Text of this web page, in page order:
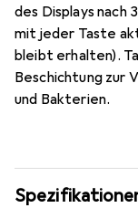
des Displays nach
mit jeder Taste
bleibt erhalten).
Beschichtung zur
und Bakterien.